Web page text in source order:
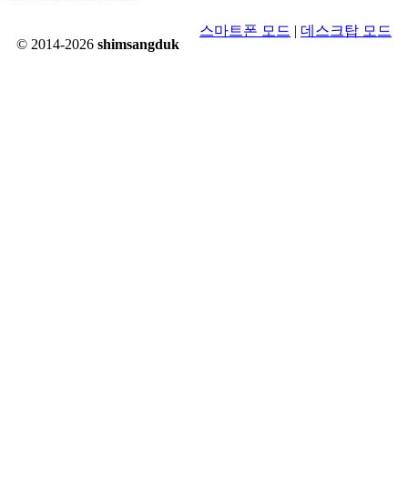
© 2014-2026 shimsangduk
스마트폰 모드 | 데스크탑 모드